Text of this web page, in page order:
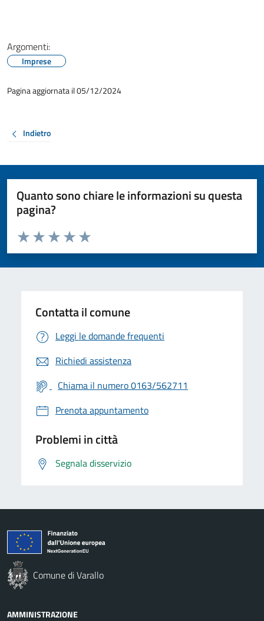
Argomenti:
Imprese
Pagina aggiornata il 05/12/2024
Indietro
Quanto sono chiare le informazioni su questa
pagina?
Valuta da 1 a 5 stelle la pagina
Valuta 5 stelle su 5
Valuta 4 stelle su 5
Valuta 3 stelle su 5
Valuta 2 stelle su 5
Valuta 1 stelle su 5
Contatta il comune
Leggi le domande frequenti
Richiedi assistenza
Chiama il numero 0163/562711
Prenota appuntamento
Problemi in città
Segnala disservizio
Comune di Varallo
AMMINISTRAZIONE